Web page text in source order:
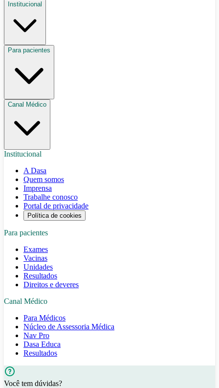
Institucional
Para pacientes
Canal Médico
Institucional
A Dasa
Quem somos
Imprensa
Trabalhe conosco
Portal de privacidade
Política de cookies
Para pacientes
Exames
Vacinas
Unidades
Resultados
Direitos e deveres
Canal Médico
Para Médicos
Núcleo de Assessoria Médica
Nav Pro
Dasa Educa
Resultados
Você tem dúvidas?